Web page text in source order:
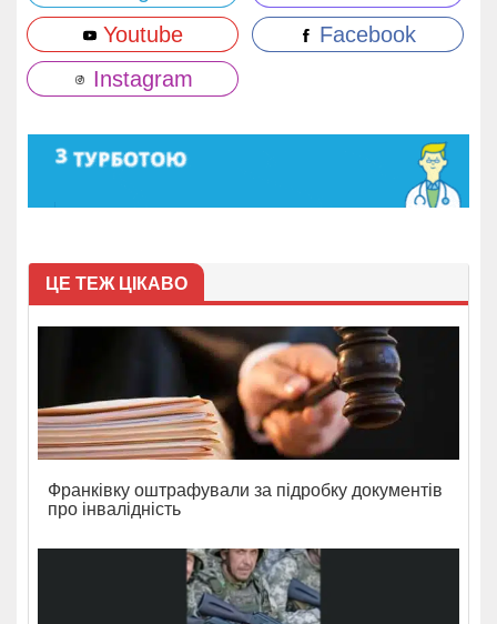
Youtube
Facebook
Instagram
ЦЕ ТЕЖ ЦІКАВО
Франківку оштрафували за підробку документів
про інвалідність